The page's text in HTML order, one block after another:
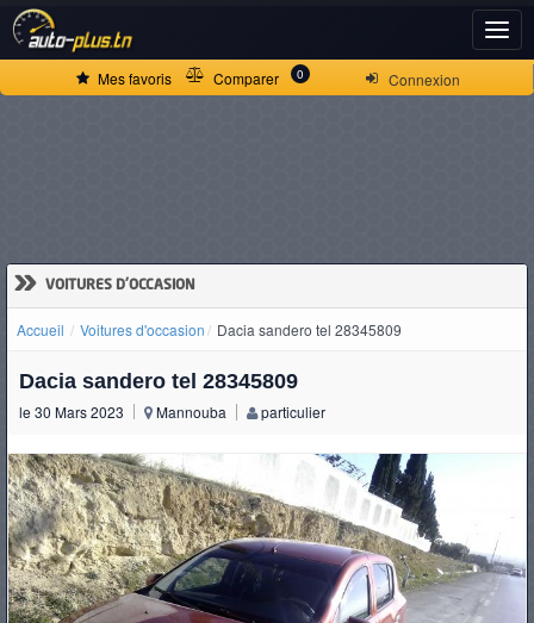
Connexion
Mes favoris Comparer 0
» VOITURES D'OCCASION
Accueil Voitures d'occasion Dacia sandero tel 28345809
Dacia sandero tel 28345809
le 30 Mars 2023 Mannouba particulier
ACCUEIL
D'OCCASION
CAMIONS
PNEUS